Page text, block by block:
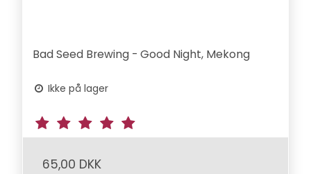
Bad Seed Brewing - Good Night, Mekong
Ikke på lager
65,00 DKK